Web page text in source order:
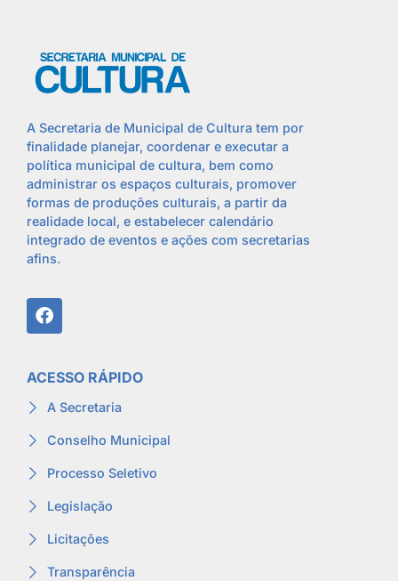
A Secretaria de Municipal de Cultura tem por
finalidade planejar, coordenar e executar a
política municipal de cultura, bem como
administrar os espaços culturais, promover
formas de produções culturais, a partir da
realidade local, e estabelecer calendário
integrado de eventos e ações com secretarias
afins.
ACESSO RÁPIDO
A Secretaria
Conselho Municipal
Processo Seletivo
Legislação
Licitações
Transparência